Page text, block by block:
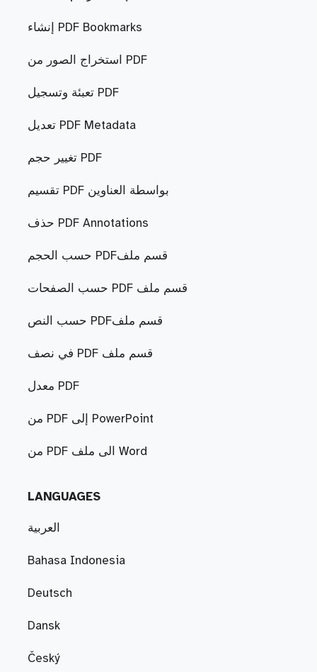
إنشاء PDF Bookmarks
استخراج الصور من PDF
تعبئة وتسجيل PDF
تعديل PDF Metadata
تغيير حجم PDF
تقسيم PDF بواسطة العناوين
حذف PDF Annotations
حسب الحجم PDFقسم ملف
حسب الصفحات PDF قسم ملف
حسب النص PDFقسم ملف
في نصف PDF قسم ملف
معدل PDF
من PDF إلى PowerPoint
من PDF الى ملف Word
LANGUAGES
العربية
Bahasa Indonesia
Deutsch
Dansk
Český